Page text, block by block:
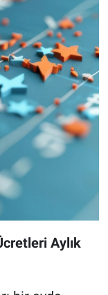
Aylık